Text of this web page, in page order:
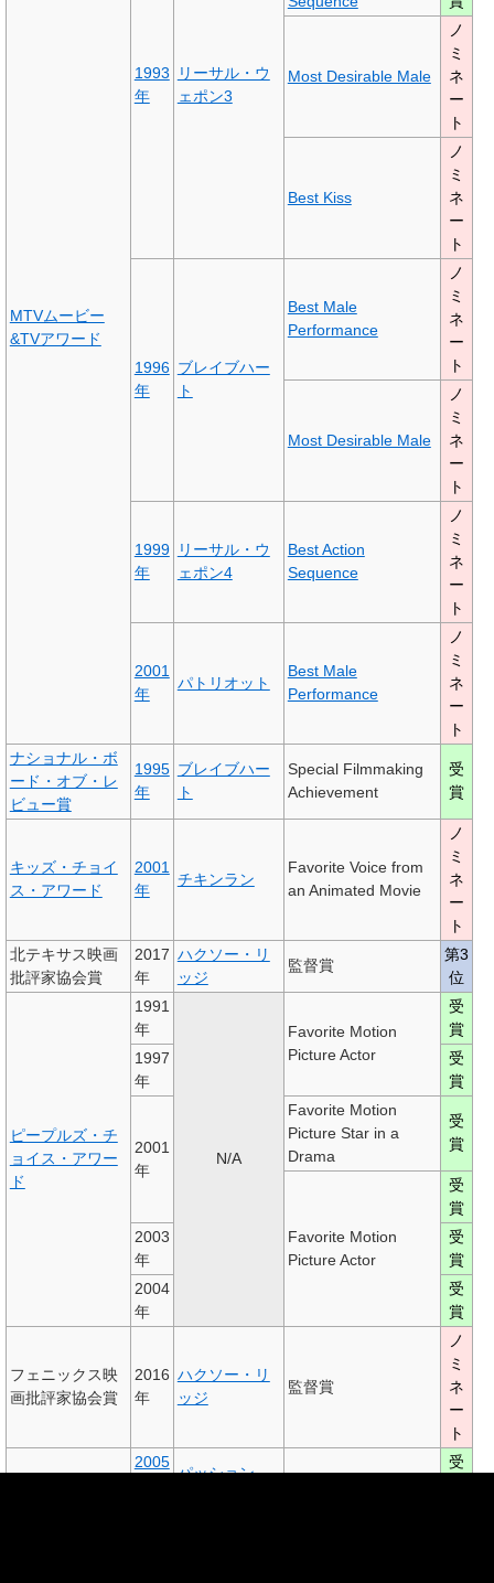
MTVムービー
&TVアワード
1993
年
リーサル・ウ
ェポン3
Most Desirable Male
ノ
ミ
ネ
ー
ト
Best Kiss
ノ
ミ
ネ
ー
ト
1996
年
ブレイブハー
ト
Best Male
Performance
ノ
ミ
ネ
ー
ト
Most Desirable Male
ノ
ミ
ネ
ー
ト
1999
年
リーサル・ウ
ェポン4
Best Action
Sequence
ノ
ミ
ネ
ー
ト
2001
年
パトリオット
Best Male
Performance
ノ
ミ
ネ
ー
ト
ナショナル・ボ
ード・オブ・レ
ビュー賞
1995
年
ブレイブハー
ト
Special Filmmaking
Achievement
受
賞
キッズ・チョイ
ス・アワード
2001
年
チキンラン
Favorite Voice from
an Animated Movie
ノ
ミ
ネ
ー
ト
北テキサス映画
批評家協会賞
2017
年
ハクソー・リ
ッジ
監督賞
第3
位
ピープルズ・チ
ョイス・アワー
ド
1991
年
N/A
Favorite Motion
Picture Actor
受
賞
1997
年
受
賞
2001
年
Favorite Motion
Picture Star in a
Drama
受
賞
Favorite Motion
Picture Actor
受
賞
2003
年
受
賞
2004
年
受
賞
フェニックス映
画批評家協会賞
2016
年
ハクソー・リ
ッジ
監督賞
ノ
ミ
ネ
ー
ト
2005
パッション
受